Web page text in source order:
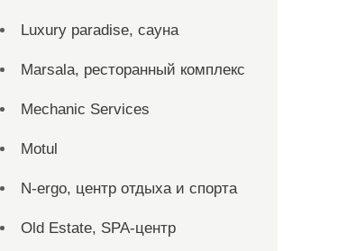
Luxury paradise, сауна
Marsala, ресторанный комплекс
Mechanic Services
Motul
N-ergo, центр отдыха и спорта
Old Estate, SPA-центр